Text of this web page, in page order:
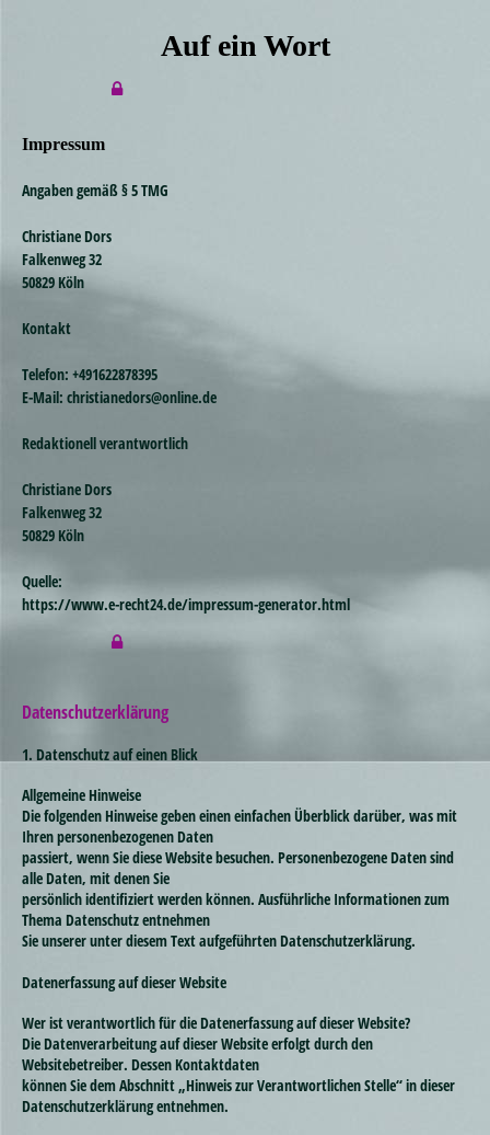
Auf ein Wort
Impressum
Angaben gemäß § 5 TMG
Christiane Dors
Falkenweg 32
50829 Köln
Kontakt
Telefon: +491622878395
E-Mail: christianedors@online.de
Redaktionell verantwortlich
Christiane Dors
Falkenweg 32
50829 Köln
Quelle:
https://www.e-recht24.de/impressum-generator.html
Datenschutzerklärung
1. Datenschutz auf einen Blick
Allgemeine Hinweise
Die folgenden Hinweise geben einen einfachen Überblick darüber, was mit
Ihren personenbezogenen Daten
passiert, wenn Sie diese Website besuchen. Personenbezogene Daten sind
alle Daten, mit denen Sie
persönlich identifiziert werden können. Ausführliche Informationen zum
Thema Datenschutz entnehmen
Sie unserer unter diesem Text aufgeführten Datenschutzerklärung.
Datenerfassung auf dieser Website
Wer ist verantwortlich für die Datenerfassung auf dieser Website?
Die Datenverarbeitung auf dieser Website erfolgt durch den
Websitebetreiber. Dessen Kontaktdaten
können Sie dem Abschnitt „Hinweis zur Verantwortlichen Stelle“ in dieser
Datenschutzerklärung entnehmen.